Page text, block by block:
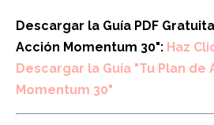
Descargar la Guía PDF
Acción Momentum 30": Haz
Descargar la Guía "Tu Plan de
Momentum 30"